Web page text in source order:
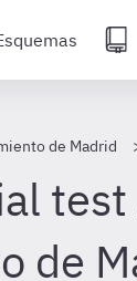
de Madrid
de